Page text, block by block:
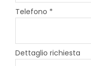
Telefono *
Dettaglio richiesta